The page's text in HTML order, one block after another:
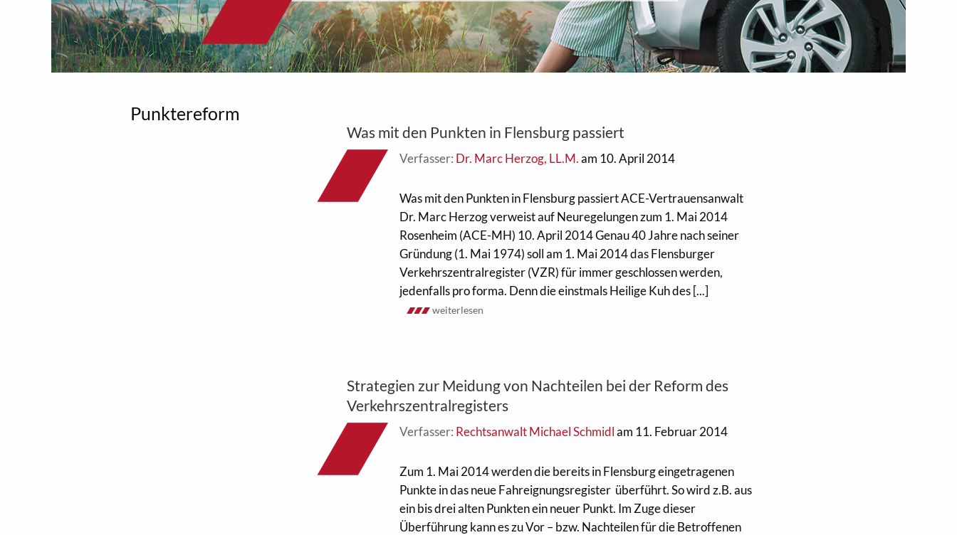
Punktereform
Was mit den Punkten in Flensburg passiert
Verfasser: Dr. Marc Herzog, LL.M.am 10. April 2014
Was mit den Punkten in Flensburg passiert ACE-Vertrauensanwalt
Dr. Marc Herzog verweist auf Neuregelungen zum 1. Mai 2014
Rosenheim (ACE-MH) 10. April 2014 Genau 40 Jahre nach seiner
Gründung (1. Mai 1974) soll am 1. Mai 2014 das Flensburger
Verkehrszentralregister (VZR) für immer geschlossen werden,
jedenfalls pro forma. Denn die einstmals Heilige Kuh des [...]
weiterlesen
Strategien zur Meidung von Nachteilen bei der Reform des
Verkehrszentralregisters
Verfasser: Rechtsanwalt Michael Schmidlam 11. Februar 2014
Zum 1. Mai 2014 werden die bereits in Flensburg eingetragenen
Punkte in das neue Fahreignungsregister überführt. So wird z.B. aus
ein bis drei alten Punkten ein neuer Punkt. Im Zuge dieser
Überführung kann es zu Vor – bzw. Nachteilen für die Betroffenen